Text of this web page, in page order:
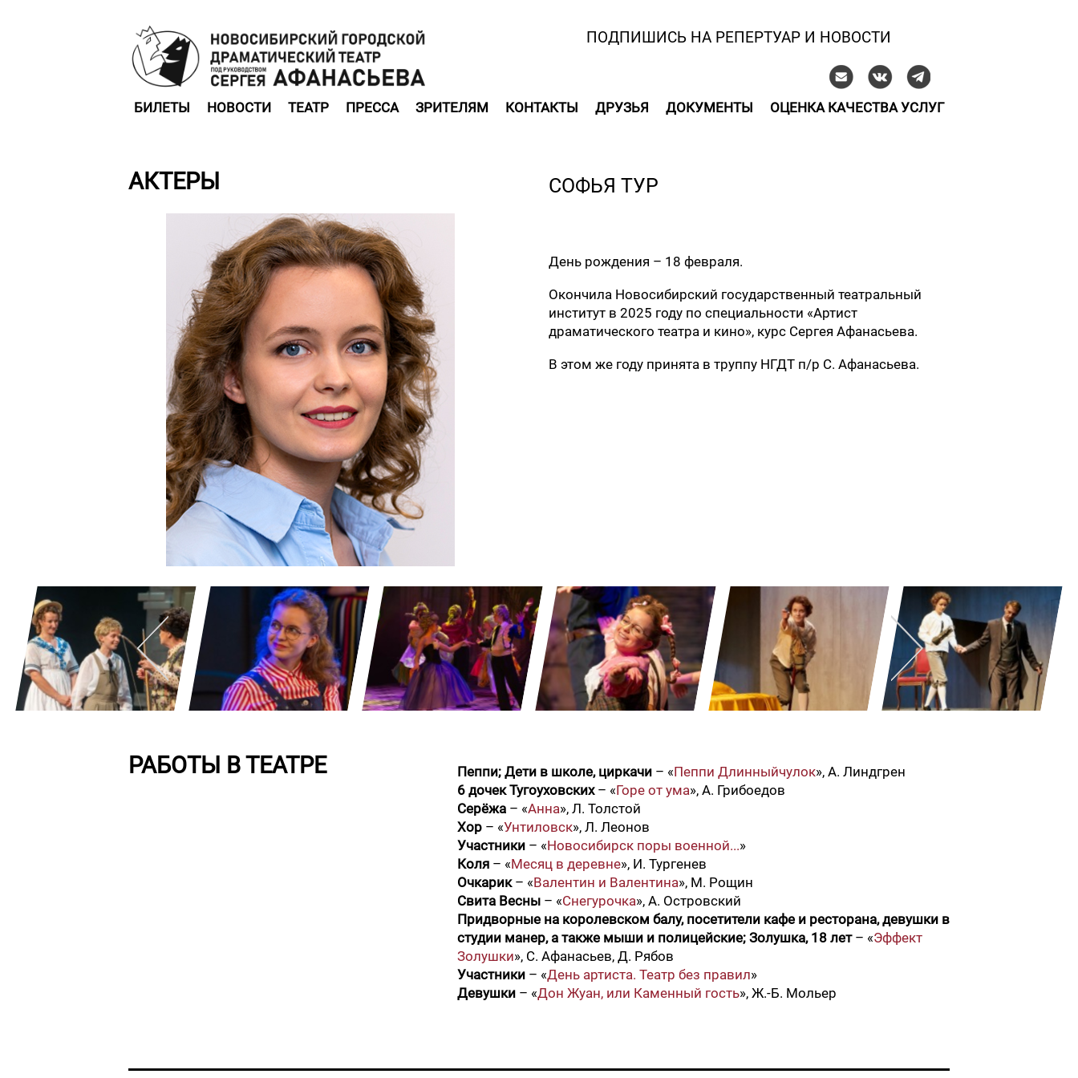
ПОДПИШИСЬ НА РЕПЕРТУАР И НОВОСТИ
БИЛЕТЫ НОВОСТИ ТЕАТР ПРЕССА ЗРИТЕЛЯМ КОНТАКТЫ ДРУЗЬЯ ДОКУМЕНТЫ ОЦЕНКА КАЧЕСТВА УСЛУГ
СОФЬЯ ТУР
АКТЕРЫ
День рождения – 18 февраля.
Окончила Новосибирский государственный театральный
институт в 2025 году по специальности «Артист
драматического театра и кино», курс Сергея Афанасьева.
В этом же году принята в труппу НГДТ п/р С. Афанасьева.
РАБОТЫ В ТЕАТРЕ Пеппи; Дети в школе, циркачи – «Пеппи Длинныйчулок», А. Линдгрен
6 дочек Тугоуховских– «Горе от ума», А. Грибоедов
Серёжа – «Анна», Л. Толстой
Хор – «Унтиловск», Л. Леонов
Участники – «Новосибирск поры военной...»
Коля – «Месяц в деревне», И. Тургенев
Очкарик– «Валентин и Валентина», М. Рощин
Свита Весны – «Снегурочка», А. Островский
Придворные на королевском балу, посетители кафе и ресторана, девушки в
студии манер, а также мыши и полицейские; Золушка, 18 лет– «Эффект
Золушки», С. Афанасьев, Д. Рябов
Участники – «День артиста. Театр без правил»
Девушки – «Дон Жуан, или Каменный гость», Ж.-Б. Мольер